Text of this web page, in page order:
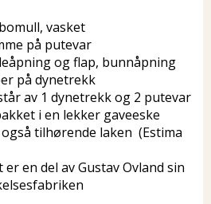
vasket
på putevar
og flap, bunnåpning
på dynetrekk
av 1 dynetrekk og 2 putevar
i en lekker gaveeske
tilhørende laken (Estima
en del av Gustav Ovland sin